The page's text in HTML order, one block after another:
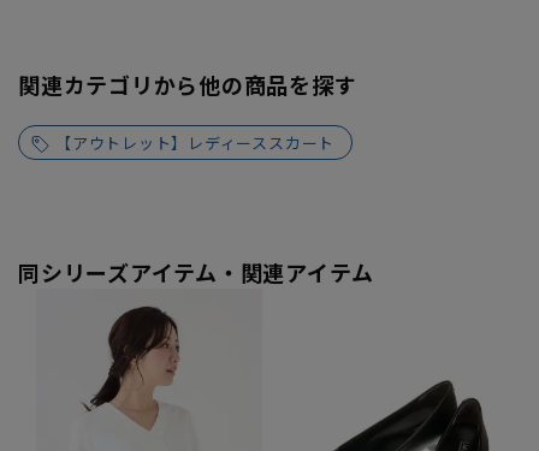
関連カテゴリから他の商品を探す
【アウトレット】レディーススカート
同シリーズアイテム・関連アイテム